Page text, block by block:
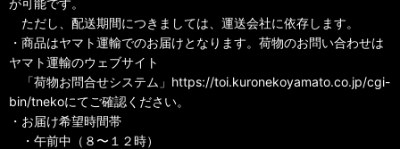
が可能です。
ただし、配送期間につきましては、運送会社に依存します。
・商品はヤマト運輸でのお届けとなります。荷物のお問い合わせは
ヤマト運輸のウェブサイト
「荷物お問合せシステム」https://toi.kuronekoyamato.co.jp/cgi-
bin/tnekoにてご確認ください。
・お届け希望時間帯
・午前中（８〜１２時）